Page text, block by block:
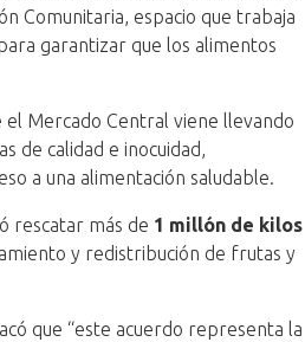
Comunitaria, espacio que trabaja
garantizar que los alimentos
Mercado Central viene llevando
de calidad e inocuidad,
a una alimentación saludable.
rescatar más de 1 millón de kilos
y redistribución de frutas y
que “este acuerdo representa la